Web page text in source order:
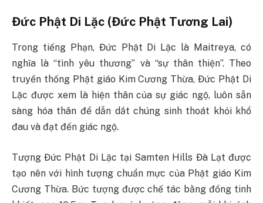
Đức Phật Di Lặc (Đức Phật Tương Lai)
Trong tiếng Phạn, Đức Phật Di Lặc là Maitreya, có
nghĩa là “tình yêu thương” và “sự thân thiện”. Theo
truyền thống Phật giáo Kim Cương Thừa, Đức Phật Di
Lặc được xem là hiện thân của sự giác ngộ, luôn sẵn
sàng hóa thân để dẫn dắt chúng sinh thoát khỏi khổ
đau và đạt đến giác ngộ.
Tượng Đức Phật Di Lặc tại Samten Hills Đà Lạt được
tạo nên với hình tượng chuẩn mực của Phật giáo Kim
Cương Thừa. Bức tượng được chế tác bằng đồng tinh